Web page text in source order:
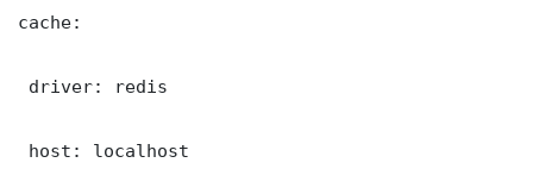
cache:
driver: redis
host: localhost